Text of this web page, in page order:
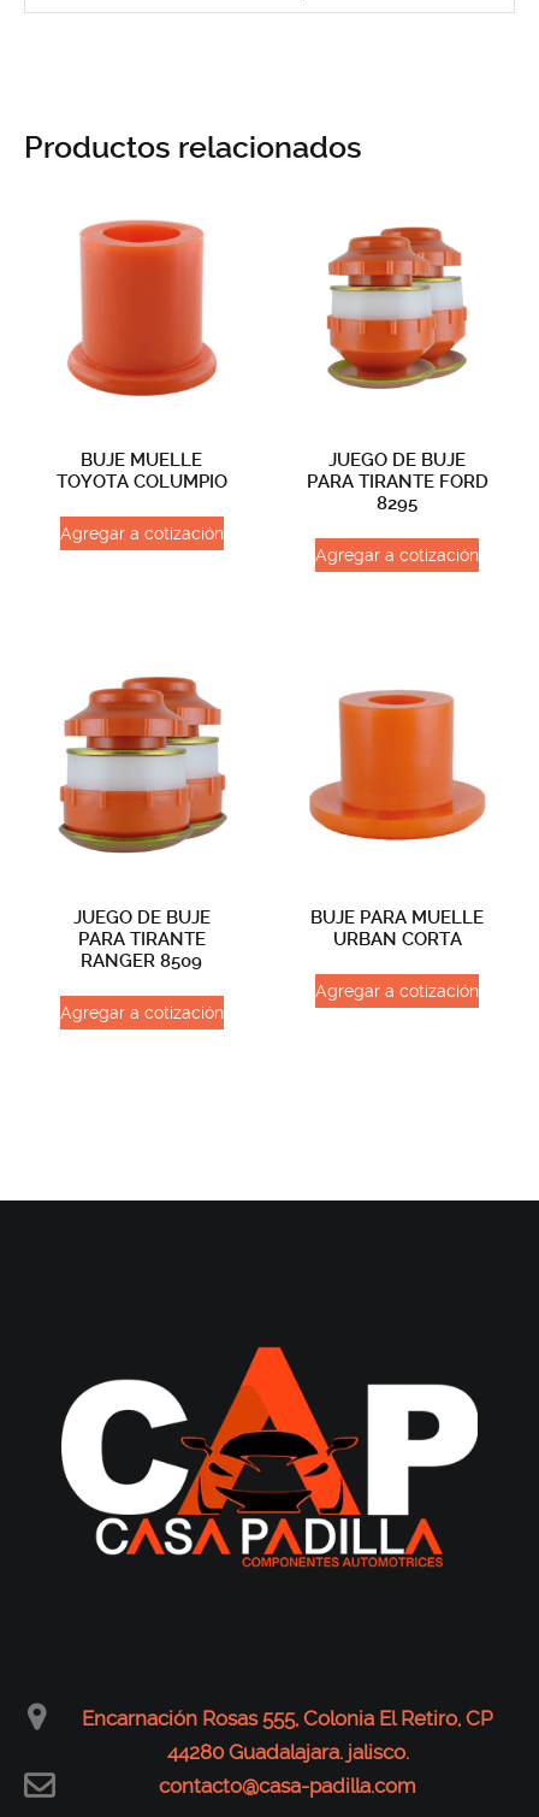
Productos relacionados
BUJE MUELLE
TOYOTA COLUMPIO
Agregar a cotización
JUEGO DE BUJE
PARA TIRANTE FORD
8295
Agregar a cotización
JUEGO DE BUJE
PARA TIRANTE
RANGER 8509
Agregar a cotización
BUJE PARA MUELLE
URBAN CORTA
Agregar a cotización
Encarnación Rosas 555, Colonia El Retiro, CP
44280 Guadalajara. jalisco.
contacto@casa-padilla.com